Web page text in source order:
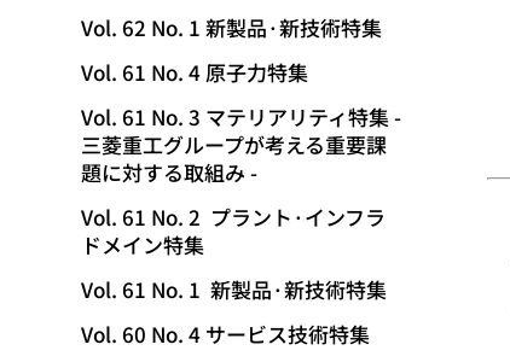
Vol. 62 No. 1 新製品·新技術特集
Vol. 61 No. 4 原子力特集
Vol. 61 No. 3 マテリアリティ特集 -
三菱重工グループが考える重要課
題に対する取組み -
Vol. 61 No. 2 プラント·インフラ
ドメイン特集
Vol. 61 No. 1 新製品·新技術特集
Vol. 60 No. 4 サービス技術特集